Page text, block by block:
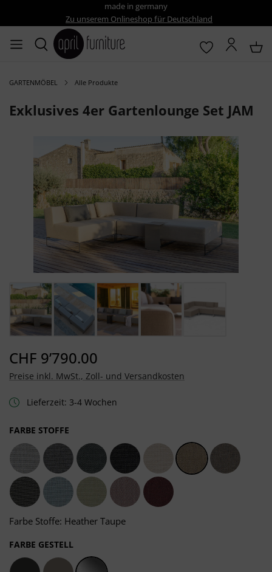
made in germany
Zu unserem Onlineshop für Deutschland
GARTENMÖBEL Alle Produkte
Exklusives 4er Gartenlounge Set JAM
Bildergalerie überspringen
CHF 9’790.00
Preise inkl. MwSt., Zoll- und Versandkosten
Lieferzeit: 3-4 Wochen
FARBE STOFFE
Light Grey Dark GreyGrafito GreySooty GreyChalk TaupeHeather Taupe
Carbon
Dark TaupeFrosty BlueMoss GreenSalmon RoséCarmine Red
Farbe Stoffe: Heather Taupe
FARBE GESTELL